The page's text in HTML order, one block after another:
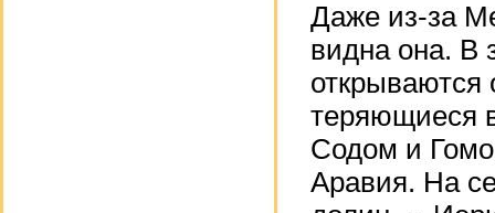
Даже из-за
видна она. В
открываются
теряющиеся
Содом и
Аравия. На